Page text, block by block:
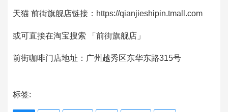
天猫 前街旗舰店链接：https://qianjieshipin.tmall.com
或可直接在淘宝搜索 「前街旗舰店」
前街咖啡门店地址：广州越秀区东华东路315号
标签: